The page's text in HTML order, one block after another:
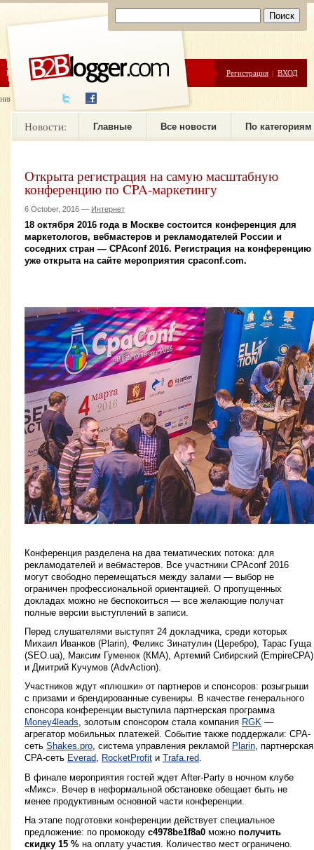
ЦЕНЫ ПОМОЩЬ Регистрация | ВХОД
новостей
Новости: Главные Все новости По категориям
Открыта регистрация на самую масштабную
конференцию по CPA-маркетингу
6 October, 2016 — Интернет
18 октября 2016 года в Москве состоится конференция для
маркетологов, вебмастеров и рекламодателей России и
соседних стран — CPAconf 2016. Регистрация на конференцию
уже открыта на сайте мероприятия cpaconf.com.
Конференция разделена на два тематических потока: для
рекламодателей и вебмастеров. Все участники CPAconf 2016
могут свободно перемещаться между залами — выбор не
ограничен профессиональной ориентацией. О пропущенных
докладах можно не беспокоиться — все желающие получат
полные версии выступлений в записи.
Перед слушателями выступят 24 докладчика, среди которых
Михаил Иванков (Plarin), Феликс Зинатулин (Церебро), Тарас Гуща
(SEO.ua), Максим Гуменюк (КМА), Артемий Сибирский (EmpireCPA)
и Дмитрий Кучумов (AdvAction).
Участников ждут «плюшки» от партнеров и спонсоров: розыгрыши
с призами и брендированные сувениры. В качестве генерального
спонсора конференции выступила партнерская программа
Money4leads, золотым спонсором стала компания RGK —
агрегатор мобильных платежей. Событие также поддержали: CPA-
сеть Shakes.pro, система управления рекламой Plarin, партнерская
CPA-сеть Everad, RocketProfit и Trafa.red.
В финале мероприятия гостей ждет After-Party в ночном клубе
«Микс». Вечер в неформальной обстановке обещает быть не
менее продуктивным основной части конференции.
На этапе подготовки конференции действует специальное
предложение: по промокоду c4978be1f8a0 можно получить
скидку 15 % на оплату участия. Количество мест ограничено.